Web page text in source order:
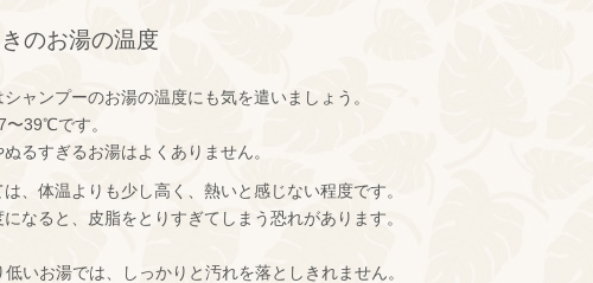
のお湯の温度
ャンプーのお湯の温度にも気を遣いましょう。
〜39℃です。
るすぎるお湯はよくありません。
、体温よりも少し高く、熱いと感じない程度です。
なると、皮脂をとりすぎてしまう恐れがあります。
いお湯では、しっかりと汚れを落としきれません。